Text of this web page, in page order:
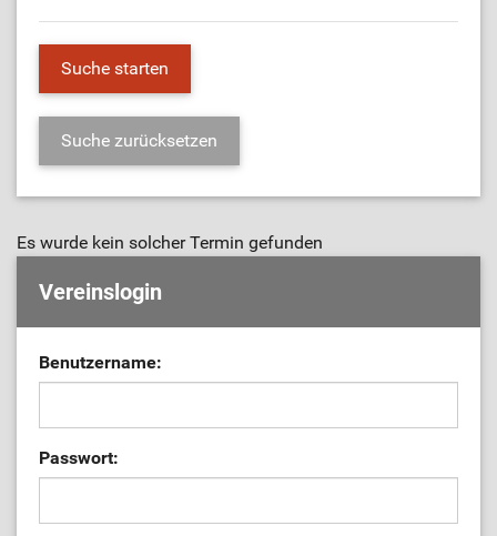
Es wurde kein solcher Termin gefunden
Vereinslogin
Benutzername:
Passwort: